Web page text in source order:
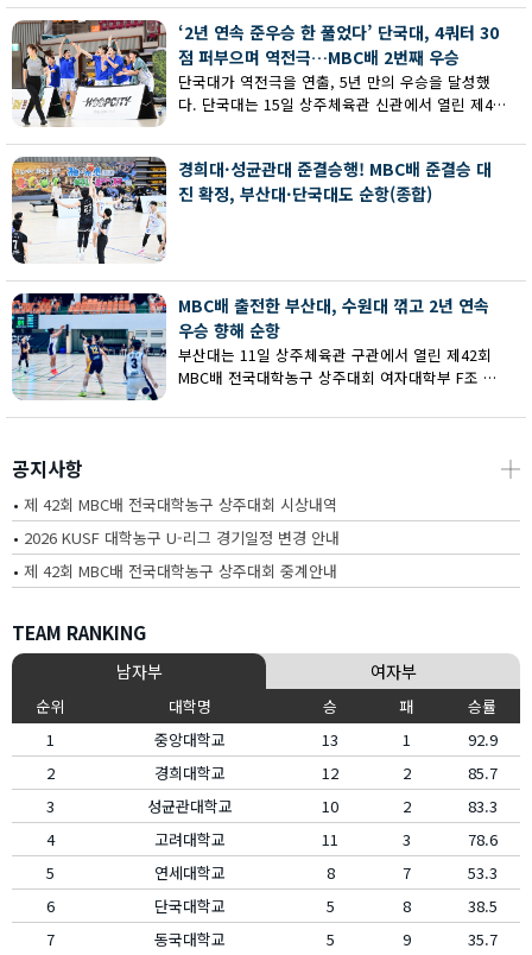
추격을 따돌리며 73-62로 승리했다.
‘2년 연속 준우승 한 풀었다’ 단국대, 4쿼터 30
점 퍼부으며 역전극…MBC배 2번째 우승
단국대가 역전극을 연출, 5년 만의 우승을 달성했
다. 단국대는 15일 상주체육관 신관에서 열린 제42
서 부산대에 73-67로 역전승했다.
경희대·성균관대 준결승행! MBC배 준결승 대
진 확정, 부산대·단국대도 순항(종합)
MBC배 출전한 부산대, 수원대 꺾고 2년 연속
우승 향해 순항
부산대는 11일 상주체육관 구관에서 열린 제42회
MBC배 전국대학농구 상주대회 여자대학부 F조 예
공지사항 ┼
• 제 42회 MBC배 전국대학농구 상주대회 시상내역
• 2026 KUSF 대학농구 U-리그 경기일정 변경 안내
• 제 42회 MBC배 전국대학농구 상주대회 중계안내
TEAM RANKING
남자부 여자부
순위 대학명 승 패
승률
1
중앙대학교 13 1
92.9
2
경희대학교 12 2
85.7
3
성균관대학교 10 2
83.3
4
고려대학교 11 3
78.6
5
연세대학교 8 7
53.3
6
단국대학교 5 8
38.5
7
동국대학교 5 9
35.7